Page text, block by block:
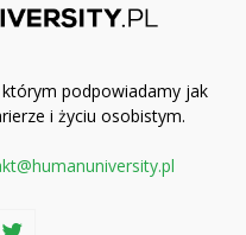
podpowiadamy jak
i życiu osobistym.